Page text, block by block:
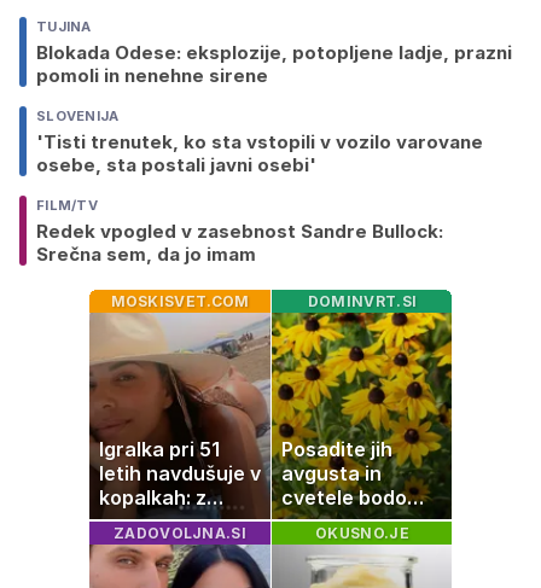
TUJINA
Blokada Odese: eksplozije, potopljene ladje, prazni
pomoli in nenehne sirene
SLOVENIJA
'Tisti trenutek, ko sta vstopili v vozilo varovane
osebe, sta postali javni osebi'
FILM/TV
Redek vpogled v zasebnost Sandre Bullock:
Srečna sem, da jo imam
MOSKISVET.COM
Igralka pri 51
letih navdušuje v
kopalkah: z
možem uživa v
romantičnem
poletju
DOMINVRT.SI
Posadite jih
avgusta in
cvetele bodo
vse do zime
ZADOVOLJNA.SI OKUSNO.JE